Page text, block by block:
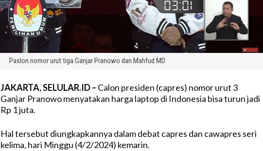
Paslon nomor urut tiga Ganjar Pranowo dan Mahfud MD
JAKARTA, SELULAR.ID – Calon presiden (capres) nomor urut 3
Ganjar Pranowo menyatakan harga laptop di Indonesia bisa turun jadi
Rp 1 juta.
Hal tersebut diungkapkannya dalam debat capres dan cawapres seri
kelima, hari Minggu (4/2/2024) kemarin.